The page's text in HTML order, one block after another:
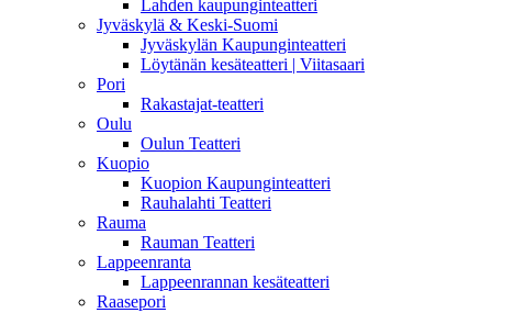
Lahden kaupunginteatteri
Jyväskylä & Keski-Suomi
Jyväskylän Kaupunginteatteri
Löytänän kesäteatteri | Viitasaari
Pori
Rakastajat-teatteri
Oulu
Oulun Teatteri
Kuopio
Kuopion Kaupunginteatteri
Rauhalahti Teatteri
Rauma
Rauman Teatteri
Lappeenranta
Lappeenrannan kesäteatteri
Raasepori